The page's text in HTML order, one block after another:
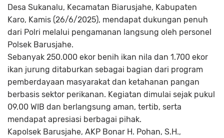
Desa Sukanalu, Kecamatan Biarusjahe, Kabupaten
Karo, Kamis (26/6/2025), mendapat dukungan penuh
dari Polri melalui pengamanan langsung oleh personel
Polsek Barusjahe.
Sebanyak 250.000 ekor benih ikan nila dan 1.700 ekor
ikan jurung ditaburkan sebagai bagian dari program
pemberdayaan masyarakat dan ketahanan pangan
berbasis sektor perikanan. Kegiatan dimulai sejak pukul
09.00 WIB dan berlangsung aman, tertib, serta
mendapat apresiasi berbagai pihak.
Kapolsek Barusjahe, AKP Bonar H. Pohan, S.H.,